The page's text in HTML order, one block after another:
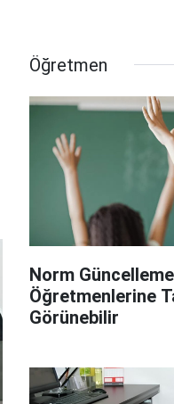
Öğretmen
Norm
Öğretmenlerine
Görünebilir